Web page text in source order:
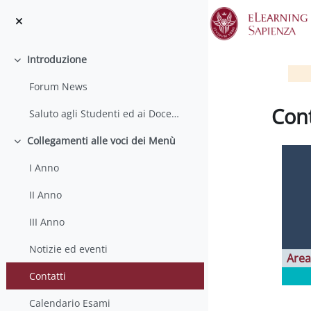
Minimizza
Introduzione
Forum News
Saluto agli Studenti ed ai Docenti
Minimizza
Collegamenti alle voci dei Menù
I Anno
II Anno
III Anno
Notizie ed eventi
Contatti
Calendario Esami